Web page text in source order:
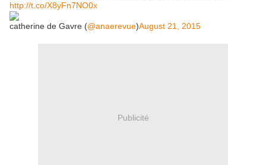
http://t.co/X8yFn7NO0x
catherine de Gavre (@anaerevue)August 21, 2015
Publicité